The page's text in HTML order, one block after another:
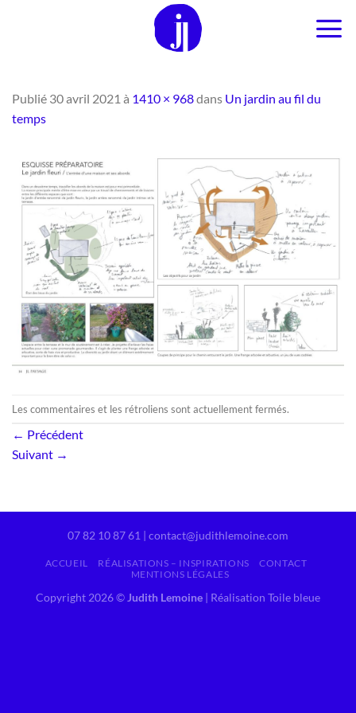
Publié 30 avril 2021 à 1410 × 968dans Un jardin au fil du
temps
Les commentaires et les rétroliens sont actuellement fermés.
← Précédent
Suivant →
07 82 10 87 61 | contact@judithlemoine.com
ACCUEIL RÉALISATIONS – INSPIRATIONS
CONTACT
MENTIONS LÉGALES
Copyright 2026 © Judith Lemoine | Réalisation Toile bleue